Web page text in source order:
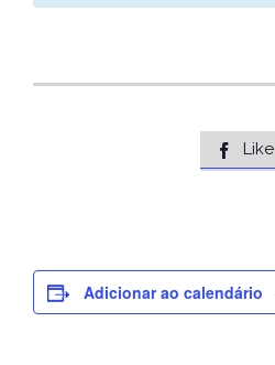
 Like
Adicionar ao calendário